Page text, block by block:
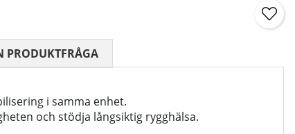
i samma enhet.
och stödja långsiktig rygghälsa.
AV 5 ANTAL BETYG 0
PRODUKTFRÅGA